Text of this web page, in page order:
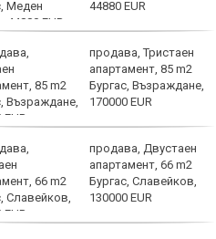
44880 EUR
продава, Тристаен
апартамент, 85 m2
Бургас, Възраждане,
170000 EUR
продава, Двустаен
апартамент, 66 m2
Бургас, Славейков,
130000 EUR